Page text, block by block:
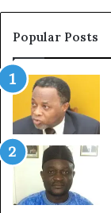
Emmanuel
Pondi
nommé
vice-
président
Popular Posts